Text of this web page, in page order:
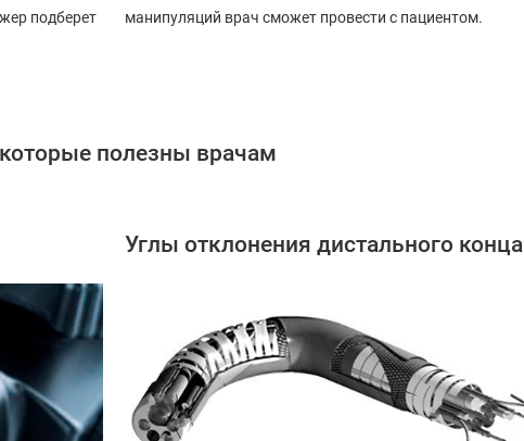
подберет
манипуляций врач сможет провести с пациентом.
полезны врачам
Углы отклонения дистального конца